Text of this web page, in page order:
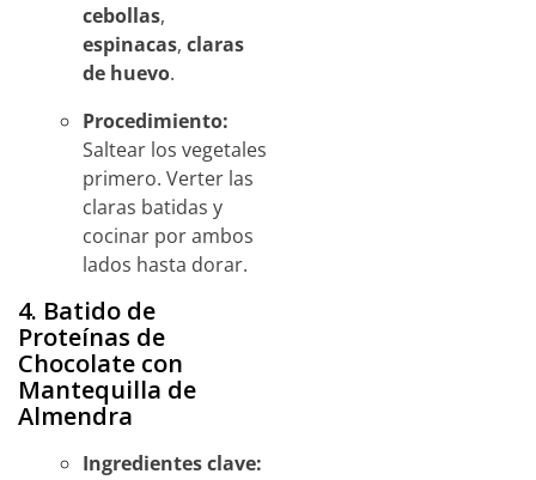
cebollas,
espinacas,claras
de huevo.
Procedimiento:
Saltear los vegetales
primero. Verter las
claras batidas y
cocinar por ambos
lados hasta dorar.
4. Batido de
Proteínas de
Chocolate con
Mantequilla de
Almendra
Ingredientes clave: